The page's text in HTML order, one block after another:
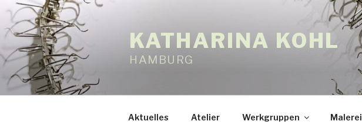
Zum
Inhalt
springen
KATHARINA KOHL
HAMBURG
Aktuelles Atelier Werkgruppen Malerei